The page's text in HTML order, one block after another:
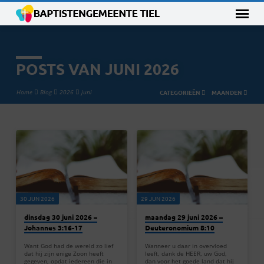
POSTS VAN JUNI 2026
Home Blog 2026 juni CATEGORIEËN MAANDEN
POSTS
VAN
JUNI
2026
30 JUN 2026
dinsdag 30 juni 2026 –
Johannes 3:16-17
Want God had de wereld zo lief
dat hij zijn enige Zoon heeft
gegeven, opdat iedereen die in
29 JUN 2026
maandag 29 juni 2026 –
Deuteronomium 8:10
Wanneer u daar in overvloed
leeft, dank de HEER, uw God,
dan voor het goede land dat hij